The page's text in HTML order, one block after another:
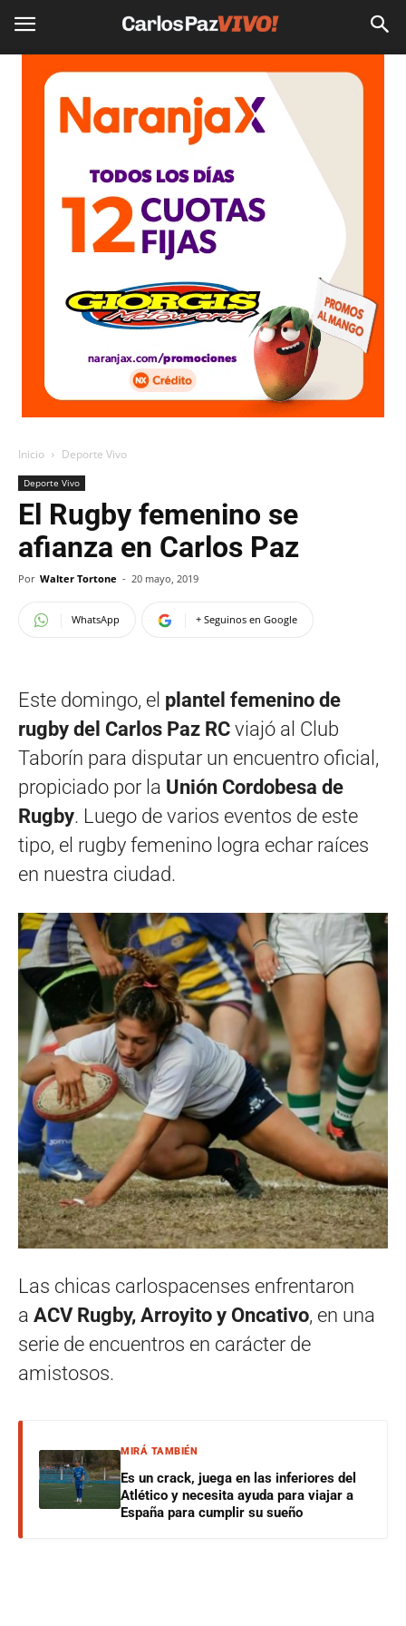
Inicio Deporte Vivo
Deporte Vivo
El Rugby femenino se
afianza en Carlos Paz
Por Walter Tortone - 20 mayo, 2019
WhatsApp + Seguinos en Google
Este domingo, el plantel femenino de
rugby del Carlos Paz RC viajó al Club
Taborín para disputar un encuentro oficial,
propiciado por la Unión Cordobesa de
Rugby. Luego de varios eventos de este
tipo, el rugby femenino logra echar raíces
en nuestra ciudad.
Las chicas carlospacenses enfrentaron
a ACV Rugby, Arroyito y Oncativo, en una
serie de encuentros en carácter de
amistosos.
MIRÁ TAMBIÉN
Es un crack, juega en las inferiores del
Atlético y necesita ayuda para viajar a
España para cumplir su sueño